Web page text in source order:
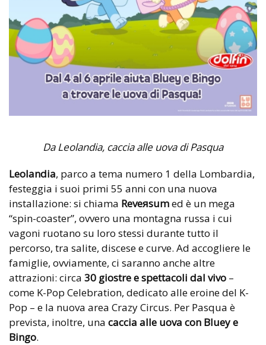
Da Leolandia, caccia alle uova di Pasqua
Leolandia, parco a tema numero 1 della Lombardia,
festeggia i suoi primi 55 anni con una nuova
installazione: si chiama Reveяsumed è un mega
“spin-coaster”, ovvero una montagna russa i cui
vagoni ruotano su loro stessi durante tutto il
percorso, tra salite, discese e curve. Ad accogliere le
famiglie, ovviamente, ci saranno anche altre
attrazioni: circa 30 giostre e spettacoli dal vivo –
come K-Pop Celebration, dedicato alle eroine del K-
Pop – e la nuova area Crazy Circus. Per Pasqua è
prevista, inoltre, una caccia alle uova con Bluey e
Bingo.